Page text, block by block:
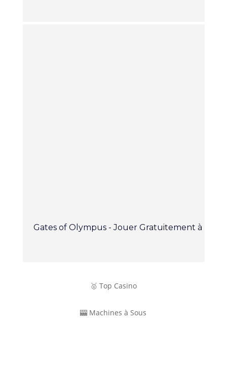
Gates of Olympus - Jouer Gratuitement à la
🥇 Top Casino
🎰 Machines à Sous